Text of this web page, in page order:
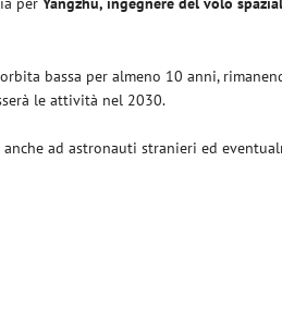
bassa per almeno 10 anni,
le attività nel 2030.
ad astronauti stranieri ed